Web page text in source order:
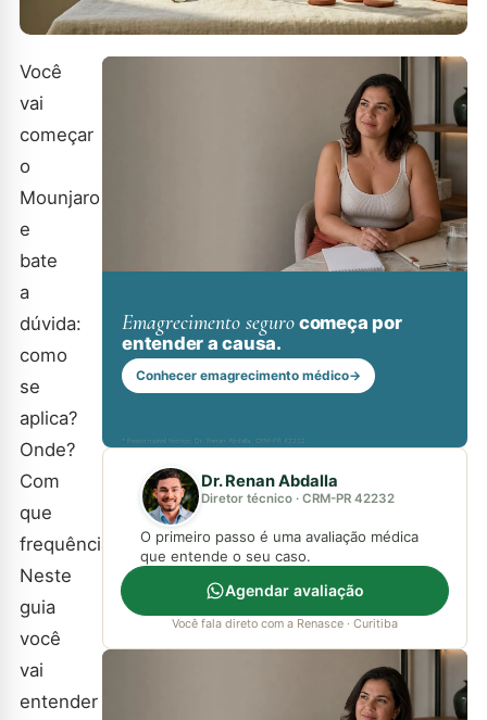
Você
vai
começar
o
Mounjaro
e
bate
a
dúvida:
como
se
aplica?
Onde?
Com
que
frequência?
Neste
guia
você
vai
entender
Emagrecimento seguro começa por
entender a causa.
Conhecer emagrecimento médico→
* Responsável técnico: Dr. Renan Abdalla, CRM-PR 42232
Dr. Renan Abdalla
Diretor técnico · CRM-PR 42232
O primeiro passo é uma avaliação médica
que entende o seu caso.
Agendar avaliação
Você fala direto com a Renasce · Curitiba